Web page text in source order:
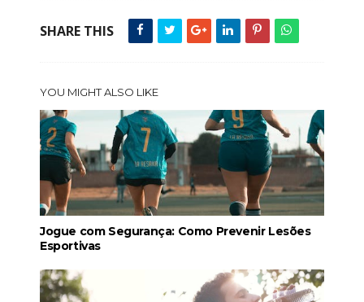
SHARE THIS
YOU MIGHT ALSO LIKE
Jogue com Segurança: Como Prevenir Lesões
Esportivas